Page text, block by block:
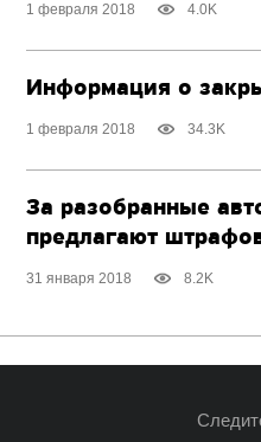
1 февраля 2018 4.0K
Информация о
1 февраля 2018 34.3K
За разобранные
предлагают
31 января 2018 8.2K